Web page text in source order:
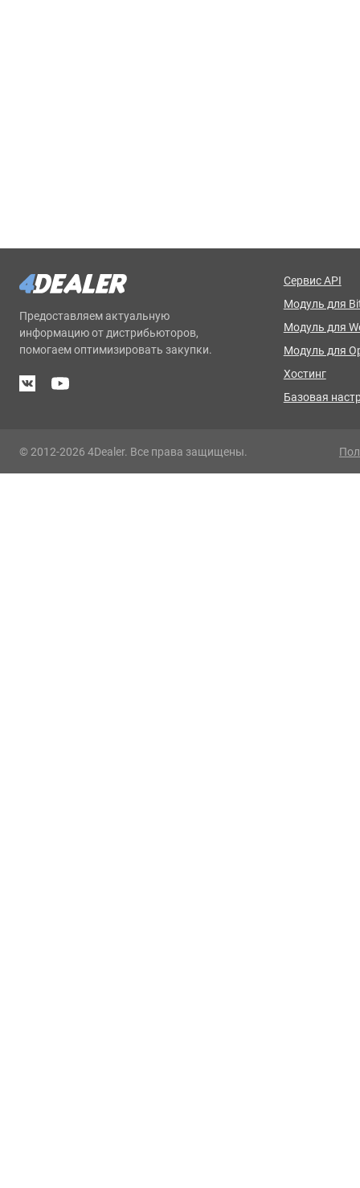
Предоставляем актуальную
информацию от дистрибьюторов,
помогаем оптимизировать закупки.
Сервис API
Модуль для
Модуль для
Модуль для
Хостинг
Базовая
© 2012-2026 4Dealer. Все права защищены.